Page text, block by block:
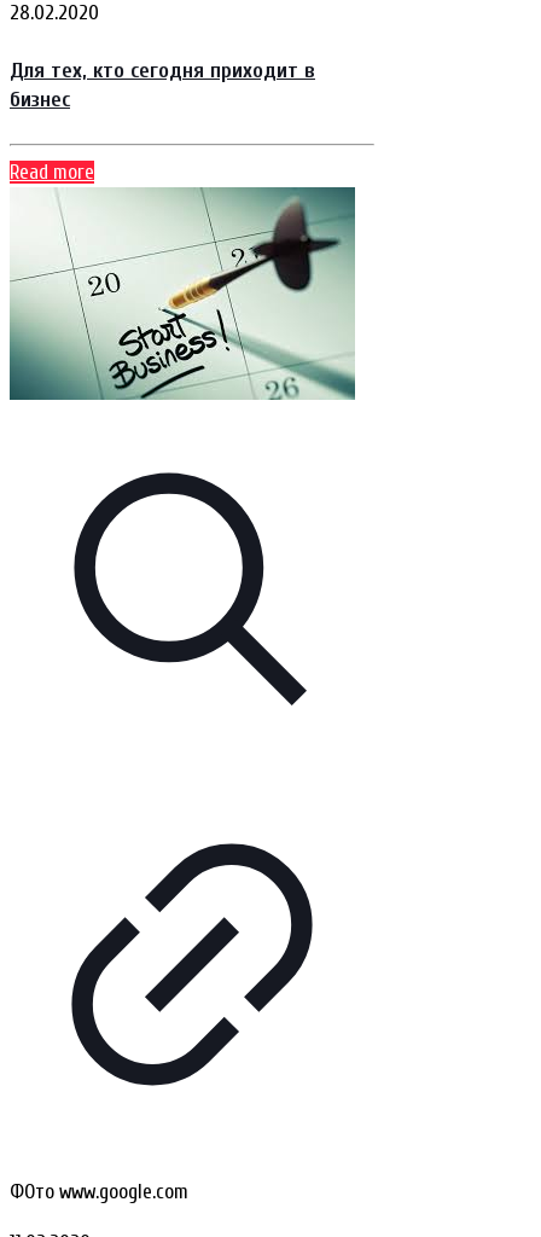
28.02.2020
Для тех, кто сегодня приходит в
бизнес
Read more
ФОто www.google.com